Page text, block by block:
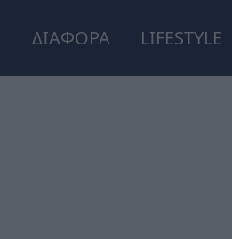
ΔΙΑΦΟΡΑ LIFESTYLE